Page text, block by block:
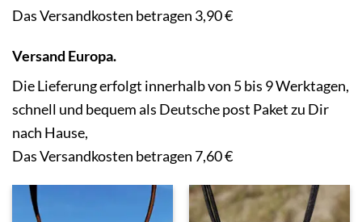
Das Versandkosten betragen 3,90 €
Versand Europa.
Die Lieferung erfolgt innerhalb von 5 bis 9 Werktagen,
schnell und bequem als Deutsche post Paket zu Dir
nach Hause,
Das Versandkosten betragen 7,60 €